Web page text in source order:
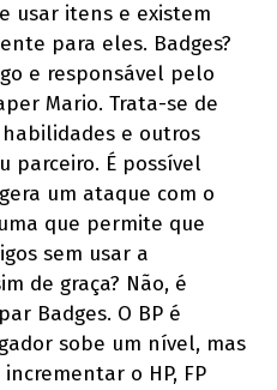
usar itens e existem
para eles. Badges?
e responsável pelo
Mario. Trata-se de
e outros
parceiro. É possível
um ataque com o
que permite que
sem usar a
de graça? Não, é
Badges. O BP é
sobe um nível, mas
o HP, FP